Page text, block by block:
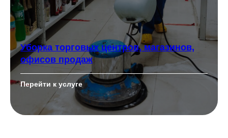
Уборка торговых центров, магазинов,
офисов продаж
Перейти к услуге